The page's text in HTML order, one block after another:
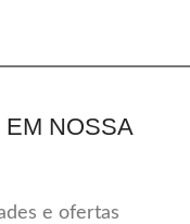
NOSSA
e ofertas